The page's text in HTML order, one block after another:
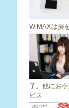
WiMAXは損
了。他にお
ビス